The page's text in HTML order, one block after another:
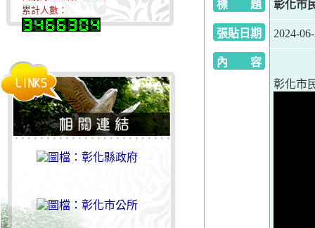
累計人數：
標 題 彰化市
張貼日期 2024-
內 容
彰化市